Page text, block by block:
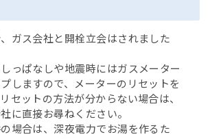
ガス会社と開栓立会はされました
っぱなしや地震時にはガスメーター
しますので、メーターのリセットを
セットの方法が分からない場合は、
に直接お尋ねください。
場合は、深夜電力でお湯を作るた